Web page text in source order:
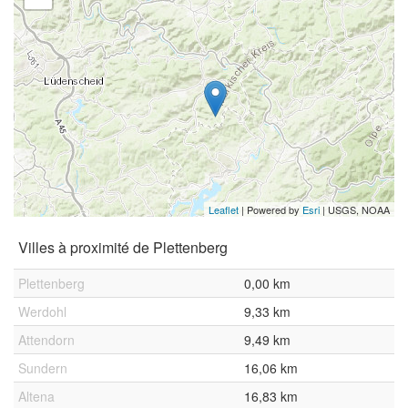
Leaflet | Powered by Esri | USGS, NOAA
Villes à proximité de Plettenberg
Plettenberg
0,00 km
Werdohl
9,33 km
Attendorn
9,49 km
Sundern
16,06 km
Altena
16,83 km